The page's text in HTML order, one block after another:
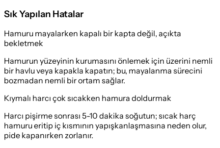
Sık Yapılan Hatalar
Hamuru mayalarken kapalı bir kapta değil, açıkta
bekletmek
Hamurun yüzeyinin kurumasını önlemek için üzerini nemli
bir havlu veya kapakla kapatın; bu, mayalanma sürecini
bozmadan nemli bir ortam sağlar.
Kıymalı harcı çok sıcakken hamura doldurmak
Harcı pişirme sonrası 5-10 dakika soğutun; sıcak harç
hamuru eritip iç kısmının yapışkanlaşmasına neden olur,
pide kapanırken zorlanır.